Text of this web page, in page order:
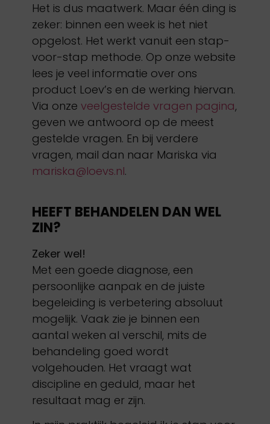
Het is dus maatwerk. Maar één ding is
zeker: binnen een week is het niet
opgelost. Het werkt vanuit een stap-
voor-stap methode. Op onze website
lees je veel informatie over ons
product Loev’s en de werking hiervan.
Via onze veelgestelde vragen pagina,
geven we antwoord op de meest
gestelde vragen. En bij verdere
vragen, mail dan naar Mariska via
mariska@loevs.nl.
HEEFT BEHANDELEN DAN WEL
ZIN?
Zeker wel!
Met een goede diagnose, een
persoonlijke aanpak en de juiste
begeleiding is verbetering absoluut
mogelijk. Vaak zie je binnen een
aantal weken al verschil, mits de
behandeling goed wordt
volgehouden. Het vraagt wat
discipline en geduld, maar het
resultaat mag er zijn.